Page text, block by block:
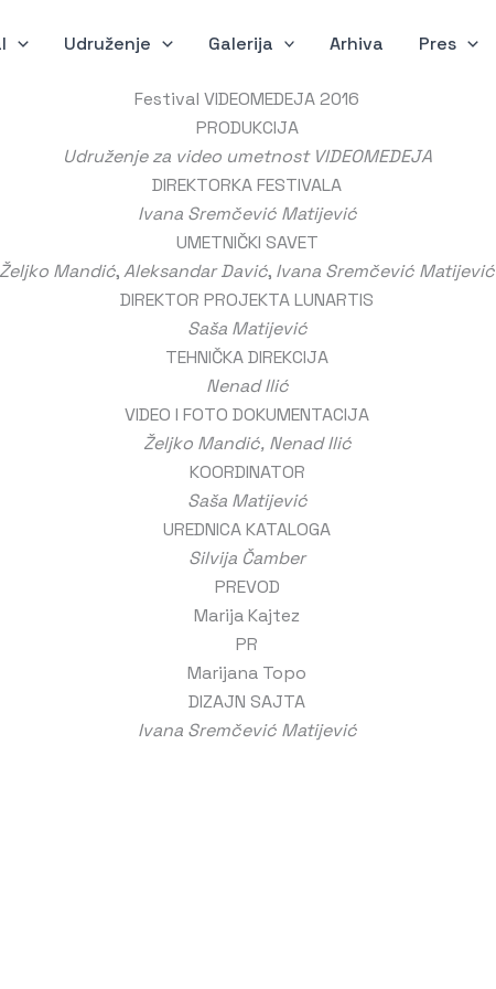
Udruženje Galerija Arhiva Pres
Festival VIDEOMEDEJA 2016
PRODUKCIJA
Udruženje za video umetnost VIDEOMEDEJA
DIREKTORKA FESTIVALA
Ivana Sremčević Matijević
UMETNIČKI SAVET
Željko Mandić,Aleksandar Davić, Ivana Sremčević Matijević
DIREKTOR PROJEKTA LUNARTIS
Saša Matijević
TEHNIČKA DIREKCIJA
Nenad Ilić
VIDEO I FOTO DOKUMENTACIJA
Željko Mandić, Nenad Ilić
KOORDINATOR
Saša Matijević
UREDNICA KATALOGA
Silvija Čamber
PREVOD
Marija Kajtez
PR
Marijana Topo
DIZAJN SAJTA
Ivana Sremčević Matijević